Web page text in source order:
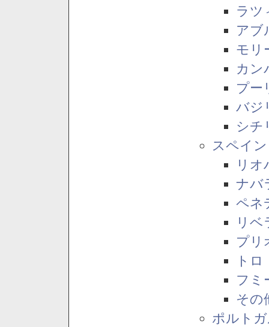
ラツ
アブ
モリ
カン
プー
バジ
シチ
スペイン
リオ
ナバ
ペネ
リベ
プリ
トロ
フミ
その
ポルト